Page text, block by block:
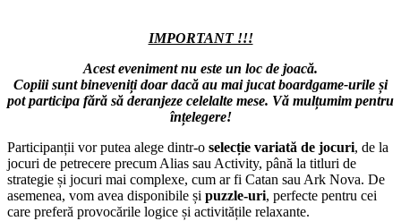
IMPORTANT !!!
Acest eveniment nu este un loc de joacă.
Copiii sunt bineveniți doar dacă au mai jucat boardgame-urile și
pot participa fără să deranjeze celelalte mese. Vă mulțumim pentru
înțelegere!
Participanții vor putea alege dintr-o selecție variată de jocuri, de la
jocuri de petrecere precum Alias sau Activity, până la titluri de
strategie și jocuri mai complexe, cum ar fi Catan sau Ark Nova. De
asemenea, vom avea disponibile și puzzle-uri, perfecte pentru cei
care preferă provocările logice și activitățile relaxante.